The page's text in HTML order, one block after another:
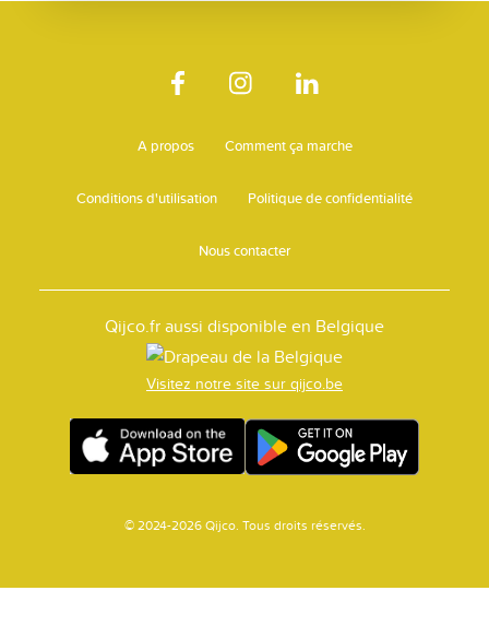
A propos Comment ça marche
Conditions d'utilisation Politique de confidentialité
Nous contacter
Qijco.fr aussi disponible en Belgique
Visitez notre site sur qijco.be
© 2024-2026 Qijco. Tous droits réservés.